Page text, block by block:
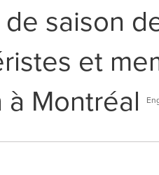
saison
et
à Montréal